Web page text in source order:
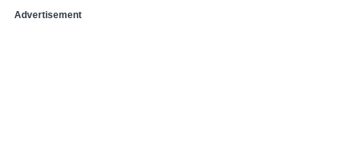
Advertisement